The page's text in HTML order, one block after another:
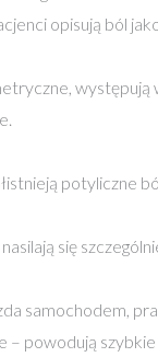
opisują ból
występują
potyliczne
się
samochodem,
– powodują